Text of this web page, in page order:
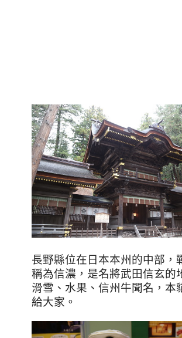
長野縣位在日本本州的中部，
稱為信濃，是名將武田信玄的
滑雪、水果、信州牛聞名，本
給大家。